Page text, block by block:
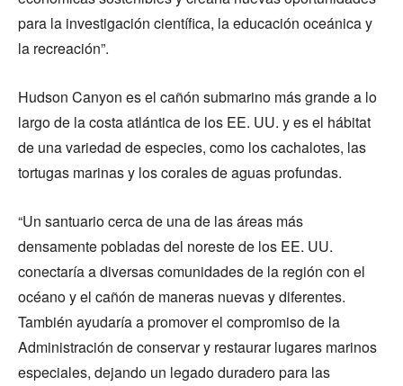
para la investigación científica, la educación oceánica y
la recreación”.
Hudson Canyon es el cañón submarino más grande a lo
largo de la costa atlántica de los EE. UU. y es el hábitat
de una variedad de especies, como los cachalotes, las
tortugas marinas y los corales de aguas profundas.
“Un santuario cerca de una de las áreas más
densamente pobladas del noreste de los EE. UU.
conectaría a diversas comunidades de la región con el
océano y el cañón de maneras nuevas y diferentes.
También ayudaría a promover el compromiso de la
Administración de conservar y restaurar lugares marinos
especiales, dejando un legado duradero para las